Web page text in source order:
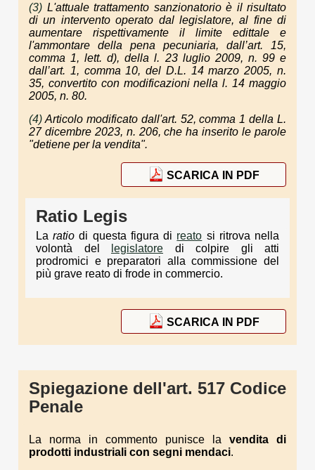
(3) L'attuale trattamento sanzionatorio è il risultato
di un intervento operato dal legislatore, al fine di
aumentare rispettivamente il limite edittale e
l'ammontare della pena pecuniaria, dall’art. 15,
comma 1, lett. d), della l. 23 luglio 2009, n. 99 e
dall’art. 1, comma 10, del D.L. 14 marzo 2005, n.
35, convertito con modificazioni nella l. 14 maggio
2005, n. 80.
(4) Articolo modificato dall'art. 52, comma 1 della L.
27 dicembre 2023, n. 206, che ha inserito le parole
"detiene per la vendita".
SCARICA IN PDF
Ratio Legis
Laratio di questa figura di reato si ritrova nella
volontà del
legislatore di colpire gli atti
prodromici e preparatori alla commissione del
più grave reato di frode in commercio.
SCARICA IN PDF
Spiegazione dell'art. 517 Codice
Penale
La norma in commento punisce la vendita di
prodotti industriali con segni mendaci.